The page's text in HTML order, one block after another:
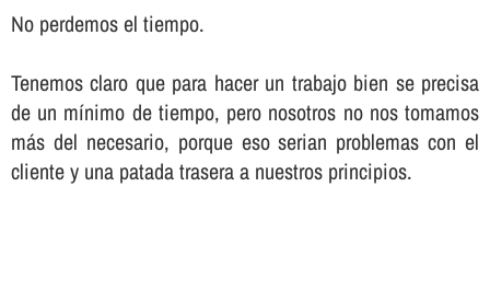
No perdemos el tiempo.
Tenemos claro que para hacer un trabajo bien se precisa
de un mí­nimo de tiempo, pero nosotros no nos tomamos
más del necesario, porque eso serian problemas con el
cliente y una patada trasera a nuestros principios.